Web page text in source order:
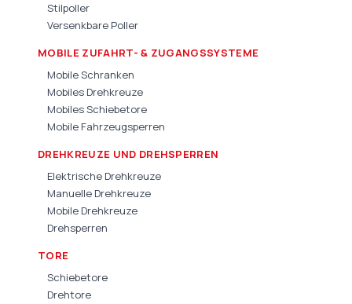
Stilpoller
Versenkbare Poller
MOBILE ZUFAHRT- & ZUGANGSSYSTEME
Mobile Schranken
Mobiles Drehkreuze
Mobiles Schiebetore
Mobile Fahrzeugsperren
DREHKREUZE UND DREHSPERREN
Elektrische Drehkreuze
Manuelle Drehkreuze
Mobile Drehkreuze
Drehsperren
TORE
Schiebetore
Drehtore